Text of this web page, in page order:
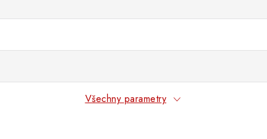
Všechny parametry